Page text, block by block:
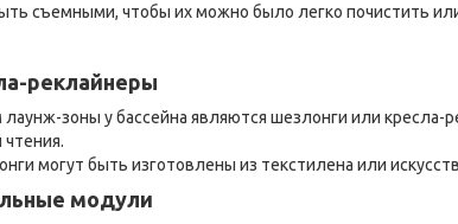
съемными, чтобы их можно было легко почистить
реклайнеры
зоны у бассейна являются шезлонги или
могут быть изготовлены из текстилена или
модули